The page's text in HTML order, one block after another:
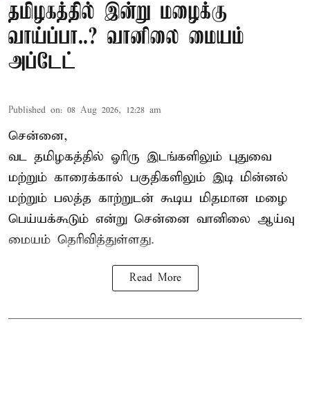
தமிழகத்தில் இன்று மழைக்கு
வாய்ப்பா..? வானிலை மையம்
அப்டேட்
Published on: 08 Aug 2026, 12:28 am
சென்னை,
வட தமிழகத்தில் ஓரிரு இடங்களிலும் புதுவை
மற்றும் காரைக்கால் பகுதிகளிலும் இடி மின்னல்
மற்றும் பலத்த காற்றுடன் கூடிய மிதமான மழை
பெய்யக்கூடும் என்று சென்னை வானிலை ஆய்வு
மையம் தெரிவித்துள்ளது.
Read More